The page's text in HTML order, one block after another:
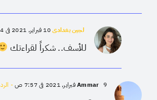
لجين بغدادي10 فبراير, 2021 في 1:54 م
للأسف.. شكراً لقراءتك
Ammar 9 فبراير, 2021 في 7:57 ص - الرد